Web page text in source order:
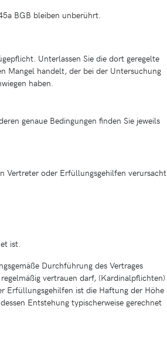
BGB bleiben unberührt.
Unterlassen Sie die dort geregelte
Mangel handelt, der bei der Untersuchung
haben.
genaue Bedingungen finden Sie jeweils
Vertreter oder Erfüllungsgehilfen verursacht
ist.
Durchführung des Vertrages
vertrauen darf, (Kardinalpflichten)
Erfüllungsgehilfen ist die Haftung der Höhe
Entstehung typischerweise gerechnet